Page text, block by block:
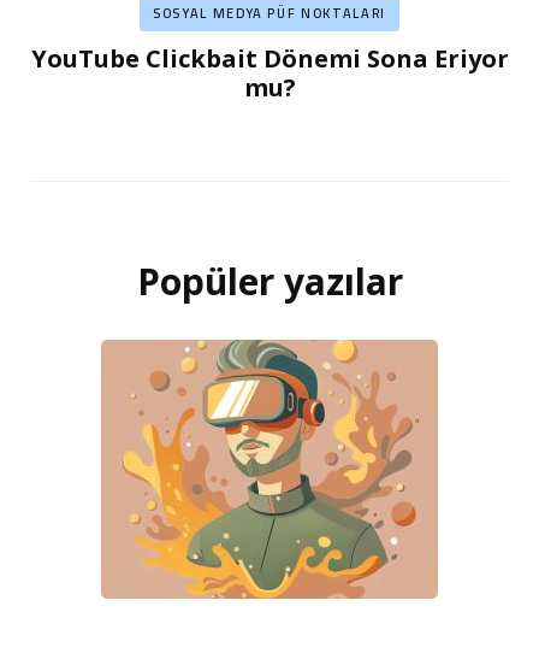
SOSYAL MEDYA PÜF NOKTALARI
YouTube Clickbait Dönemi Sona Eriyor
mu?
Popüler yazılar